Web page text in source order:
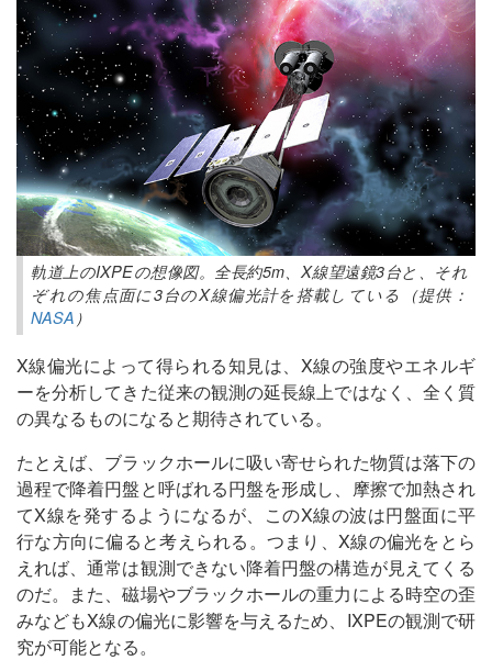
軌道上のIXPEの想像図。全長約5m、X線望遠鏡3台と、それ
ぞれの焦点面に3台のX線偏光計を搭載している（提供：
NASA ）
X線偏光によって得られる知見は、X線の強度やエネルギ
ーを分析してきた従来の観測の延長線上ではなく、全く質
の異なるものになると期待されている。
たとえば、ブラックホールに吸い寄せられた物質は落下の
過程で降着円盤と呼ばれる円盤を形成し、摩擦で加熱され
てX線を発するようになるが、このX線の波は円盤面に平
行な方向に偏ると考えられる。つまり、X線の偏光をとら
えれば、通常は観測できない降着円盤の構造が見えてくる
のだ。また、磁場やブラックホールの重力による時空の歪
みなどもX線の偏光に影響を与えるため、IXPEの観測で研
究が可能となる。